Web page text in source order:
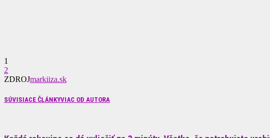
1
2
ZDROJmarkiiza.sk
SÚVISIACE ČLÁNKYVIAC OD AUTORA